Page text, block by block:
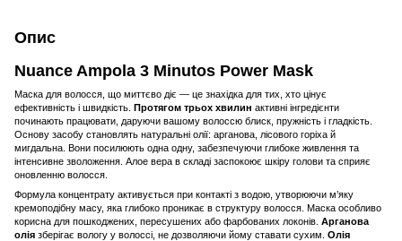
Опис
Nuance Ampola 3 Minutos Power Mask
Маска для волосся, що миттєво діє — це знахідка для тих, хто цінує
ефективність і швидкість. Протягом трьох хвилин активні інгредієнти
починають працювати, даруючи вашому волоссю блиск, пружність і гладкість.
Основу засобу становлять натуральні олії: арганова, лісового горіха й
мигдальна. Вони посилюють одна одну, забезпечуючи глибоке живлення та
інтенсивне зволоження. Алое вера в складі заспокоює шкіру голови та сприяє
оновленню волосся.
Формула концентрату активується при контакті з водою, утворюючи м’яку
кремоподібну масу, яка глибоко проникає в структуру волосся. Маска особливо
корисна для пошкоджених, пересушених або фарбованих локонів. Арганова
олія зберігає вологу у волоссі, не дозволяючи йому ставати сухим. Олія